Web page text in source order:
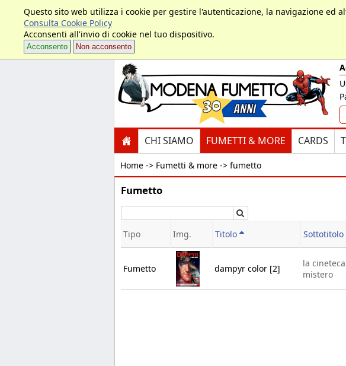
Questo sito web utilizza i cookie per gestire l'autenticazione, la navigazione
Consulta Cookie Policy
Acconsenti all'invio di cookie nel tuo dispositivo.
Acconsento Non acconsento
CHI SIAMO FUMETTI & MORE CARDS
Home -> Fumetti & more -> fumetto
Fumetto
Tipo Img. Titolo Sottotitolo
Fumetto dampyr color [2]
la
mistero